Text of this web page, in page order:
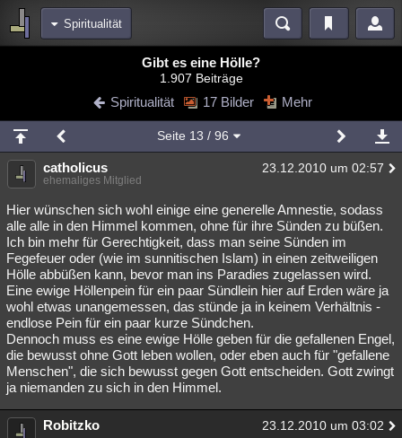
Spiritualität
Blogs Videos
Chat Wiki Neuigkeiten
meine Rubriken
Menschen Wissenschaft Mystery Kriminalfälle
Spiritualität Verschwörungen Technologie Ufologie
Natur Umfragen Unterhaltung
weitere Rubriken
Philosophie Träume Orte Esoterik Literatur
Astronomie Helpdesk Gruppen Gaming Filme
Musik Clash Verbesserungen Allmystery English
Übersichten
Besucht Teilgenommen Geschlossen
Gibt es eine Hölle?
1.907 Beiträge
Spiritualität 17 Bilder Mehr
Seite 13 / 96
catholicus 23.12.2010 um 02:57
ehemaliges Mitglied
Hier wünschen sich wohl einige eine generelle Amnestie, sodass
alle alle in den Himmel kommen, ohne für ihre Sünden zu büßen.
Ich bin mehr für Gerechtigkeit, dass man seine Sünden im
Fegefeuer oder (wie im sunnitischen Islam) in einen zeitweiligen
Hölle abbüßen kann, bevor man ins Paradies zugelassen wird.
Eine ewige Höllenpein für ein paar Sündlein hier auf Erden wäre ja
wohl etwas unangemessen, das stünde ja in keinem Verhältnis -
endlose Pein für ein paar kurze Sündchen.
Dennoch muss es eine ewige Hölle geben für die gefallenen Engel,
die bewusst ohne Gott leben wollen, oder eben auch für "gefallene
Menschen", die sich bewusst gegen Gott entscheiden. Gott zwingt
ja niemanden zu sich in den Himmel.
Robitzko 23.12.2010 um 03:02